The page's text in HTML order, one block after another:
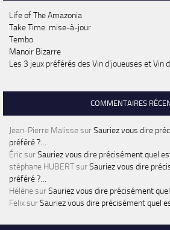
Life of The Amazonia
Take Time: mise-à-jour
Tembo
Manoir Bizarre
Les 3 jeux préférés des Vin d’joueuses et Vin
COMMENTAIRES
Jean-Pierre MalissesurSauriez vous dire
préféré ?…
ÉricsurSauriez vous dire précisément quel
stéphane HUBERTsurSauriez vous dire
préféré ?…
HélènesurSauriez vous dire précisément
FelixsurSauriez vous dire précisément quel